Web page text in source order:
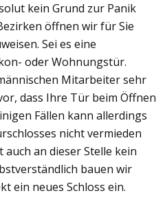
kein Grund zur Panik
öffnen wir für Sie
Sei es eine
oder Wohnungstür.
Mitarbeiter sehr
dass Ihre Tür beim Öffnen
Fällen kann allerdings
nicht vermieden
an dieser Stelle kein
bauen wir
ein neues Schloss ein.